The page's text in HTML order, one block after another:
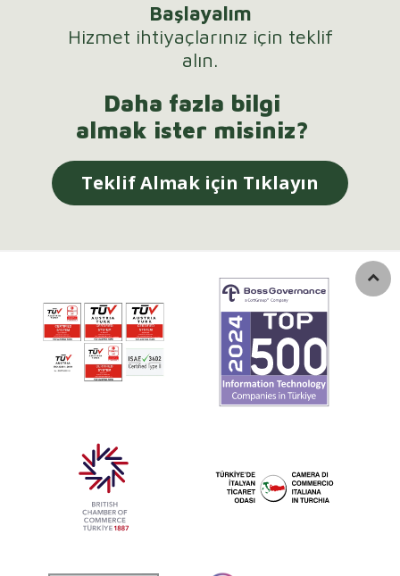
Başlayalım
Hizmet ihtiyaçlarınız için teklif
alın.
Daha fazla bilgi
almak ister misiniz?
Teklif Almak için Tıklayın